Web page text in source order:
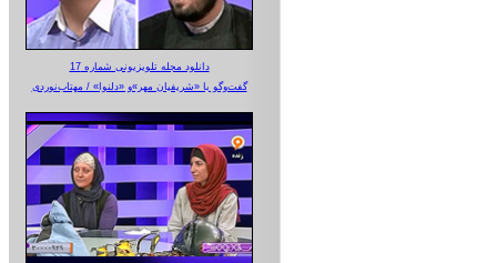
دانلود مجله تلویزیونی شماره 17
گفت‌وگو با «شریفیان مهر»‌و «دلنوا» / مهتاب‌نوردی